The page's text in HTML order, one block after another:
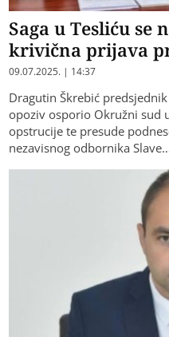
Saga u Tesliću se
krivična prijava
09.07.2025. | 14:37
Dragutin Škrebić
opoziv osporio Okružni sud
opstrucije te presude
nezavisnog odbornika